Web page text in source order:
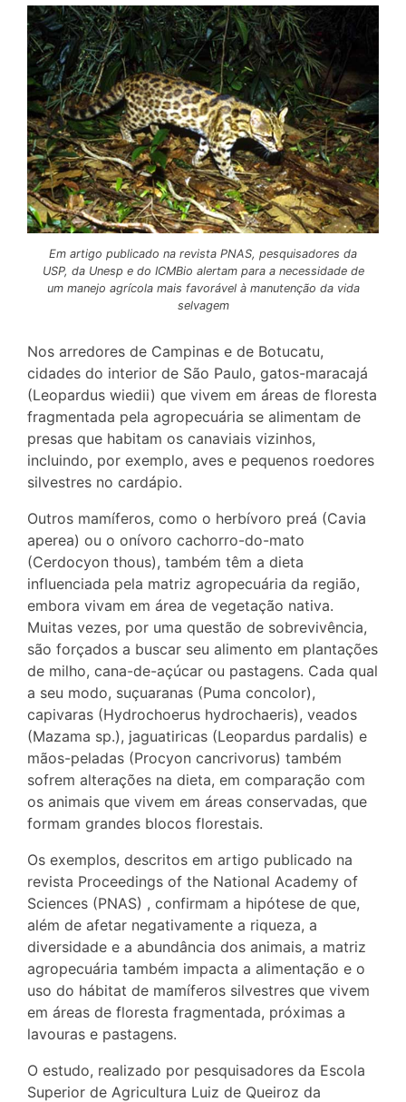
Em artigo publicado na revista PNAS, pesquisadores da
USP, da Unesp e do ICMBio alertam para a necessidade de
um manejo agrícola mais favorável à manutenção da vida
selvagem
Nos arredores de Campinas e de Botucatu,
cidades do interior de São Paulo, gatos-maracajá
(Leopardus wiedii) que vivem em áreas de floresta
fragmentada pela agropecuária se alimentam de
presas que habitam os canaviais vizinhos,
incluindo, por exemplo, aves e pequenos roedores
silvestres no cardápio.
Outros mamíferos, como o herbívoro preá (Cavia
aperea) ou o onívoro cachorro-do-mato
(Cerdocyon thous), também têm a dieta
influenciada pela matriz agropecuária da região,
embora vivam em área de vegetação nativa.
Muitas vezes, por uma questão de sobrevivência,
são forçados a buscar seu alimento em plantações
de milho, cana-de-açúcar ou pastagens. Cada qual
a seu modo, suçuaranas (Puma concolor),
capivaras (Hydrochoerus hydrochaeris), veados
(Mazama sp.), jaguatiricas (Leopardus pardalis) e
mãos-peladas (Procyon cancrivorus) também
sofrem alterações na dieta, em comparação com
os animais que vivem em áreas conservadas, que
formam grandes blocos florestais.
Os exemplos, descritos em artigo publicado na
revista Proceedings of the National Academy of
Sciences (PNAS) , confirmam a hipótese de que,
além de afetar negativamente a riqueza, a
diversidade e a abundância dos animais, a matriz
agropecuária também impacta a alimentação e o
uso do hábitat de mamíferos silvestres que vivem
em áreas de floresta fragmentada, próximas a
lavouras e pastagens.
O estudo, realizado por pesquisadores da Escola
Superior de Agricultura Luiz de Queiroz da